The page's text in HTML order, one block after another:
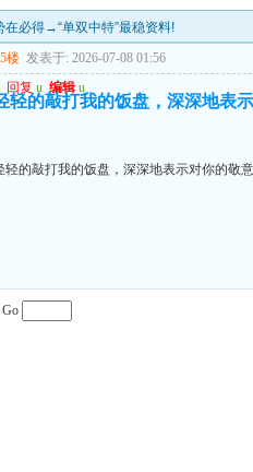
在必得→“单双中特”最稳资料!
楼 发表于: 2026-07-08 01:56
回复 u 编辑 u
轻的敲打我的饭盘，深深地表
轻的敲打我的饭盘，深深地表示对你的敬